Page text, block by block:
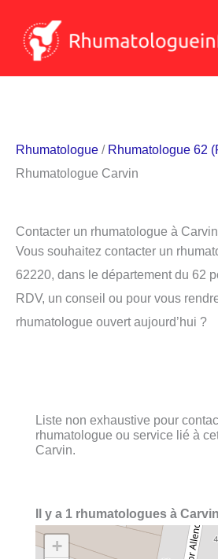
contenu
Rhumatologue / Rhumatologue 62
Rhumatologue Carvin
Contacter un rhumatologue à
Vous souhaitez contacter un
62220, dans le département du 62
RDV, un conseil ou pour vous
rhumatologue ouvert aujourd’hui ?
Liste non exhaustive pour
rhumatologue ou service lié à
Carvin.
Il y a 1 rhumatologues à
+